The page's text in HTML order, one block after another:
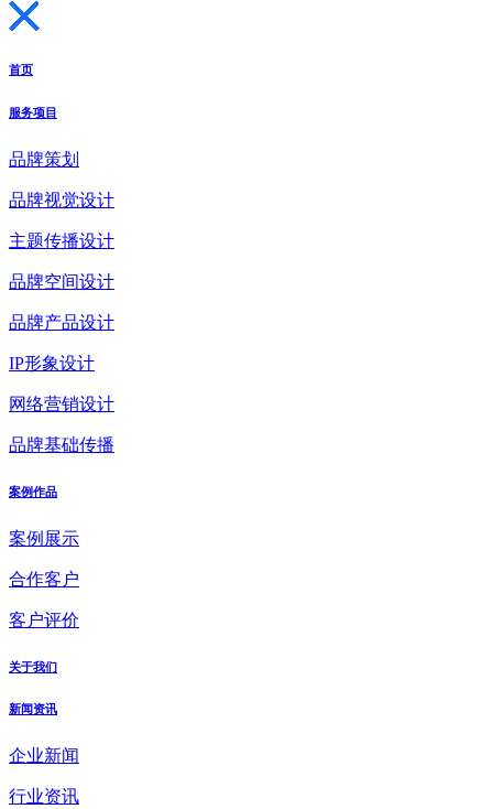
首页
服务项目
品牌策划
品牌视觉设计
主题传播设计
品牌空间设计
品牌产品设计
IP形象设计
网络营销设计
品牌基础传播
案例作品
案例展示
合作客户
客户评价
关于我们
新闻资讯
企业新闻
行业资讯